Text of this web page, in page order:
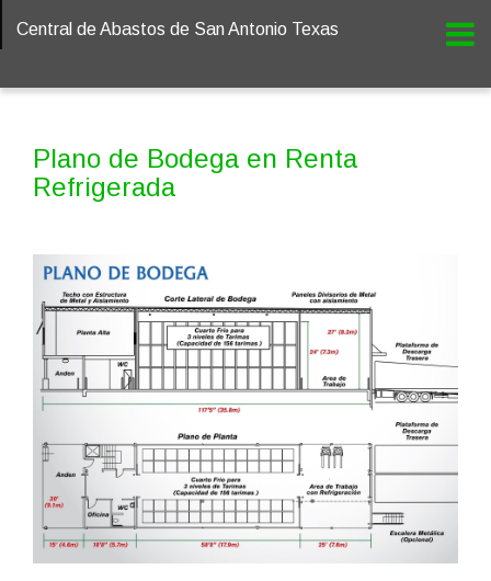
Central de Abastos de San Antonio Texas
Plano de Bodega en Renta
Refrigerada